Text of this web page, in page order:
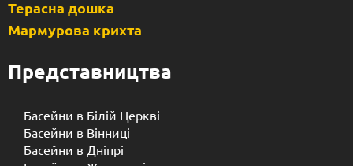
Терасна дошка
Мармурова крихта
Представництва
Басейни в Білій Церкві
Басейни в Вінниці
Басейни в Дніпрі